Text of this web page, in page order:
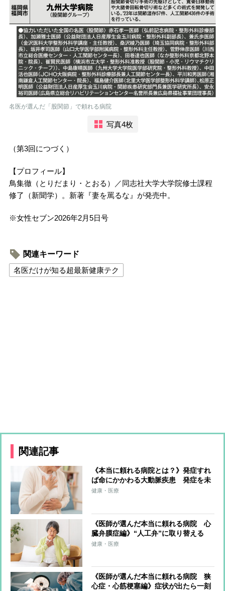
名医が選んだ「股関節」で頼れる病院
写真4枚
（第3回につづく）
【プロフィール】
鳥集徹（とりだまり・とおる）／同志社大学大学院修士課程
修了（新聞学）。新著『妻を罵るな』が発売中。
※女性セブン2026年2月5日号
関連キーワード
名医だけが知る超最新健康テク
関連記事
《本当に頼れる病院とは？》発症すれ
ば命にかかわる大動脈疾患 発症を未
然に防ぐために手術するか「治療しな
健康・医療
《医師が選んだ本当に頼れる病院 心
臓弁膜症編》“人工弁”に取り替える
『弁置換術』では「ライフステージに
健康・医療
《医師が選んだ本当に頼れる病院 狭
心症・心筋梗塞編》症状が出たら一刻